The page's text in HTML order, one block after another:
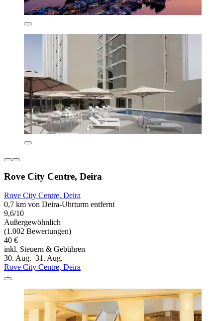
Rove City Centre, Deira
Rove City Centre, Deira
0,7 km von Deira-Uhrturm entfernt
9,6/10
Außergewöhnlich
(1.002 Bewertungen)
40 €
inkl. Steuern & Gebühren
30. Aug.–31. Aug.
Rove City Centre, Deira